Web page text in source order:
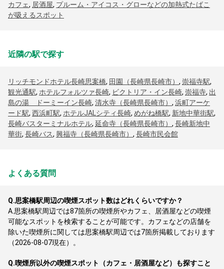
カフェ, 居酒屋, プルーム・アイコス・グローなどの加熱式たばこ
が吸えるスポット
近隣の駅で探す
リッチモンドホテル長崎思案橋, 田園（長崎県長崎市） , 崇福寺駅,
観光通駅, ホテルフォルツァ長崎, ビクトリア・イン長崎, 崇福寺, 出
島の湯 ドーミーイン長崎, 清水寺（長崎県長崎市） , 浜町アーケ
ード駅, 西浜町駅, ホテルJALシティ長崎, めがね橋駅, 新地中華街駅,
長崎バスターミナルホテル, 延命寺（長崎県長崎市） , 長崎新地中
華街, 長崎バス, 興福寺（長崎県長崎市） , 長崎市民会館
よくある質問
Q.思案橋駅周辺の喫煙スポット数はどれくらいですか？
A. 思案橋駅周辺では87箇所の喫煙所やカフェ、居酒屋などの喫煙
可能なスポットを検索することが可能です。カフェなどの店舗を
除いた喫煙所に関しては思案橋駅周辺では7箇所掲載しております
（2026-08-07現在）。
Q.喫煙所以外の喫煙スポット（カフェ・居酒屋など）も探すこと